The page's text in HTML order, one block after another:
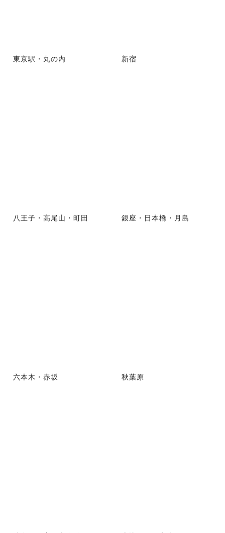
東京駅・丸の内 新宿
八王子・高尾山・町田 銀座・日本橋・月島
六本木・赤坂 秋葉原